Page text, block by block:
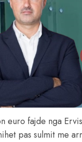
euro fajde nga
pas sulmit me